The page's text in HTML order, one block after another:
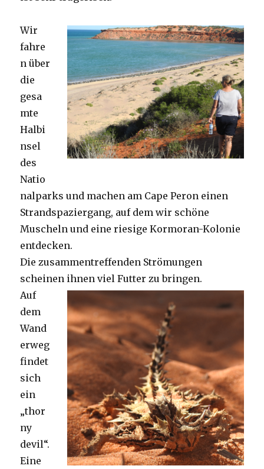
Wir
fahre
n über
die
gesa
mte
Halbi
nsel
des
Natio
nalparks und machen am Cape Peron einen
Strandspaziergang, auf dem wir schöne
Muscheln und eine riesige Kormoran-Kolonie
entdecken.
Die zusammentreffenden Strömungen
scheinen ihnen viel Futter zu bringen.
Auf
dem
Wand
erweg
findet
sich
ein
„thor
ny
devil“.
Eine